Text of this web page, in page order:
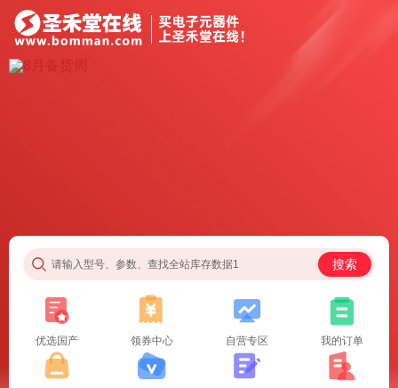
请输入型号、参数、查找全站库存数据1 搜索
优选国产 领券中心 自营专区 我的订单